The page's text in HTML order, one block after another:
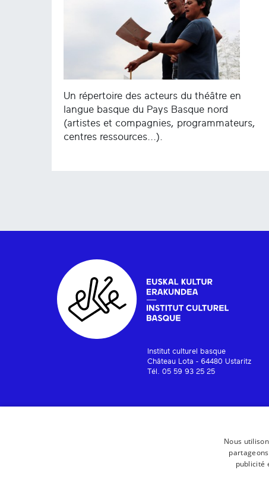
Un répertoire des acteurs du théâtre en
langue basque du Pays Basque nord
(artistes et compagnies, programmateurs,
centres ressources...).
Institut culturel basque
Château Lota - 64480 Ustaritz
Tél. 05 59 93 25 25
Nous
publicité